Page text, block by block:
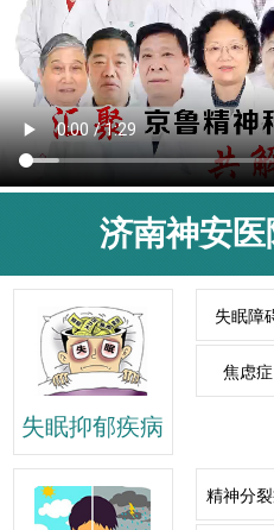
济南神安医
失眠抑郁疾病
失眠障
焦虑症
精神分